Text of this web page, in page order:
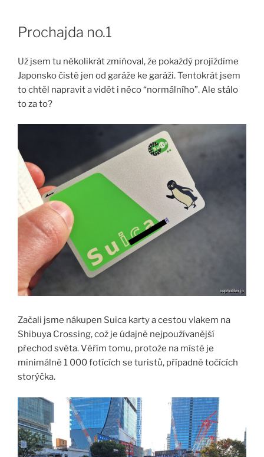
contentProchajda no.1
Už jsem tu několikrát zmiňoval, že pokaždý projíždíme
Japonsko čistě jen od garáže ke garáži. Tentokrát jsem
to chtěl napravit a vidět i něco “normálního”. Ale stálo
to za to?
Začali jsme nákupen Suica karty a cestou vlakem na
Shibuya Crossing, což je údajně nejpoužívanější
přechod světa. Věřím tomu, protože na místě je
minimálně 1 000 fotících se turistů, případně točících
storýčka.